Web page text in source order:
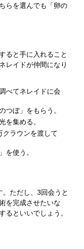
らを選んでも「卵の
ると手に入れること
レイドが仲間になり
べてネレイドに会
つぼ」をもらう。
を集める。
クラウンを渡して
を使う。
ただし、3回会うと
を完成させたいな
るといいでしょう。